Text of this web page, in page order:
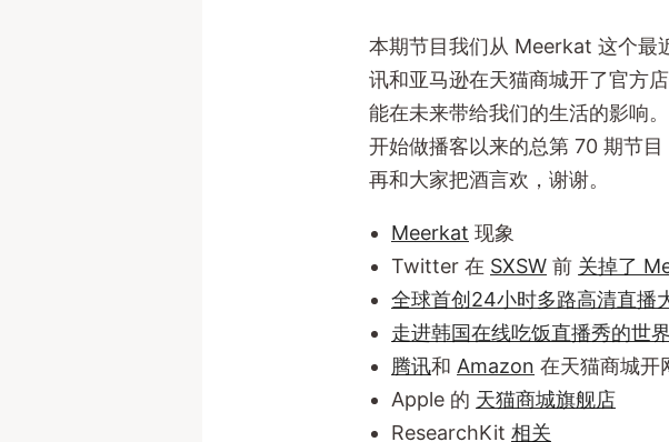
本期节目我们从 Meerkat 这个最
讯和亚马逊在天猫商城开了官方
能在未来带给我们的生活的影响
开始做播客以来的总第 70 期节
再和大家把酒言欢，谢谢。
Meerkat 现象
Twitter 在 SXSW 前 关掉了
全球首创24小时多路高清直播
走进韩国在线吃饭直播秀的世界
腾讯和 Amazon 在天猫商城开
Apple 的 天猫商城旗舰店
ResearchKit 相关